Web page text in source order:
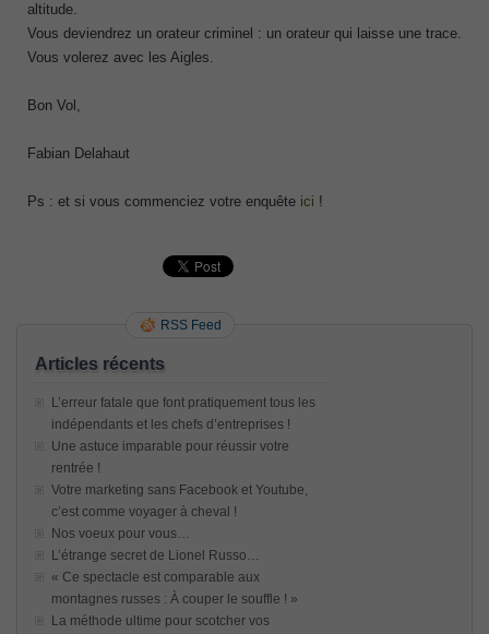
altitude.
Vous deviendrez un orateur criminel : un orateur qui laisse une trace.
Vous volerez avec les Aigles.
Bon Vol,
Fabian Delahaut
Ps : et si vous commenciez votre enquête ici !
RSS Feed
Articles récents
L’erreur fatale que font pratiquement tous les
indépendants et les chefs d’entreprises !
Une astuce imparable pour réussir votre
rentrée !
Votre marketing sans Facebook et Youtube,
c’est comme voyager à cheval !
Nos voeux pour vous…
L’étrange secret de Lionel Russo…
« Ce spectacle est comparable aux
montagnes russes : À couper le souffle ! »
La méthode ultime pour scotcher vos